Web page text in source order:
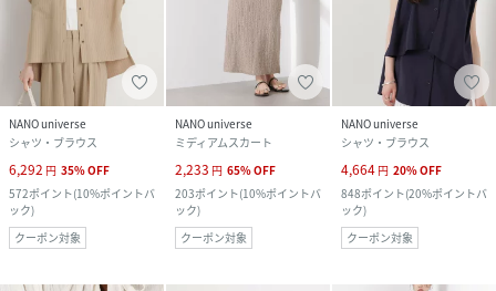
NANO universe
シャツ・ブラウス
6,292 円 35%OFF
572ポイント(10%ポイントバ
ック)
クーポン対象
NANO universe
ミディアムスカート
2,233 円 65%OFF
203ポイント(10%ポイントバ
ック)
クーポン対象
NANO universe
シャツ・ブラウス
4,664 円 20%OFF
848ポイント(20%ポイントバ
ック)
クーポン対象